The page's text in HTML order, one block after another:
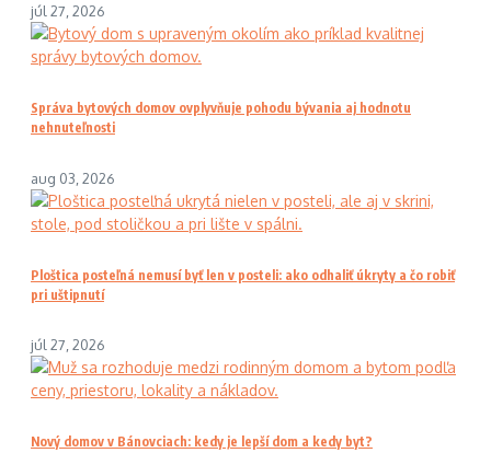
júl 27, 2026
Správa bytových domov ovplyvňuje pohodu bývania aj hodnotu
nehnuteľnosti
aug 03, 2026
Ploštica posteľná nemusí byť len v posteli: ako odhaliť úkryty a čo robiť
pri uštipnutí
júl 27, 2026
Nový domov v Bánovciach: kedy je lepší dom a kedy byt?